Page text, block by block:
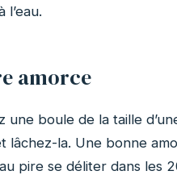
l’eau.
amorce
boule de la taille
lâchez-la. Une bonne
pire se déliter dans les